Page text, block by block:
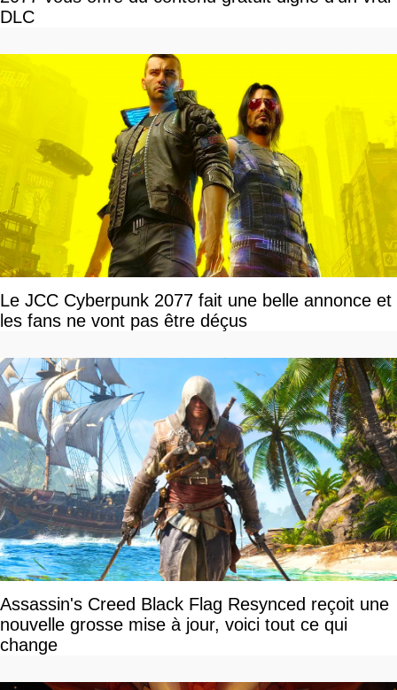
DLC
Le JCC Cyberpunk 2077 fait une belle annonce et
les fans ne vont pas être déçus
Assassin's Creed Black Flag Resynced reçoit une
nouvelle grosse mise à jour, voici tout ce qui
change